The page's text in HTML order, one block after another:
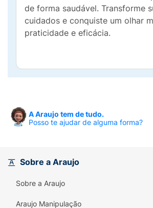
de forma saudável. Transforme
cuidados e conquiste um olhar
praticidade e eficácia.
A Araujo tem de tudo.
Posso te ajudar de alguma forma?
Sobre a Araujo
Sobre a Araujo
Araujo Manipulação